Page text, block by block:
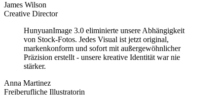
James Wilson
Creative Director
HunyuanImage 3.0 eliminierte unsere Abhängigkeit
von Stock-Fotos. Jedes Visual ist jetzt original,
markenkonform und sofort mit außergewöhnlicher
Präzision erstellt - unsere kreative Identität war nie
stärker.
Anna Martinez
Freiberufliche Illustratorin